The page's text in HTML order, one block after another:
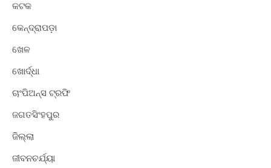
କଟକ
କେନ୍ଦ୍ରାପଡ଼ା
ଖେଳ
ଖୋର୍ଦ୍ଧା
ଚାଂପିଅନ୍ସ ଟ୍ରଫି
ଜଗତସିଂହପୁର
ଜିଲ୍ଲା
ଜୀବନଚର୍ଯ୍ୟା